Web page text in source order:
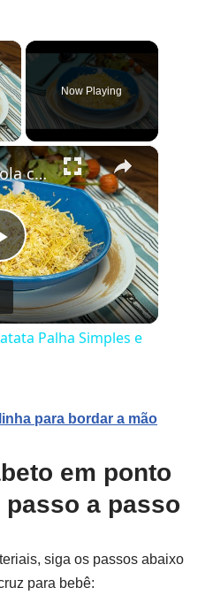
×
Now Playing
×
Play
Video
Farofa de Cebola com Batata Palha Simples e Crocante
Palha Simples e
para bordar a mão
em ponto
a passo
siga os passos abaixo
para bebê: